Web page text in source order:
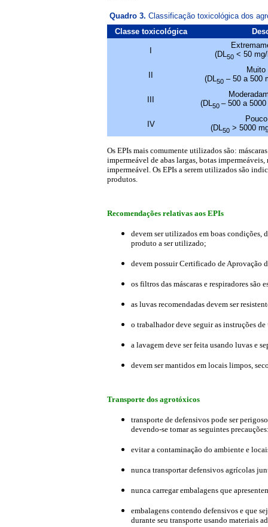
Quadro 3. Classificação toxicológica dos
Classe toxicológica
(DL50 < 50
(DL50– 50 a 500
(DL50 – 500 a
IV
(DL50 > 5000
Os EPIs mais comumente utilizados são:
impermeável de abas largas, botas
impermeável. Os EPIs a serem utilizados são
produtos.
Recomendações relativas aos EPIs
devem ser utilizados em boas condições,
produto a ser utilizado;
devem possuir Certificado de
os filtros das máscaras e respiradores são
as luvas recomendadas devem ser
o trabalhador deve seguir as instruções de
a lavagem deve ser feita usando luvas e
devem ser mantidos em locais limpos,
Transporte dos agrotóxicos
transporte de defensivos pode ser
devendo-se tomar as seguintes
evitar a contaminação do ambiente e
nunca transportar defensivos agrícolas
nunca carregar embalagens que
embalagens contendo defensivos e que
durante seu transporte usando materiais